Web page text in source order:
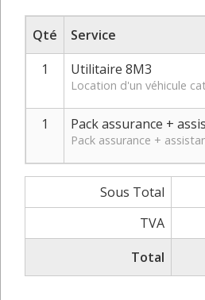
Qté
Service
1
Utilitaire 8M3
Location d'un véhicule
1 Pack assurance +
Pack assurance +
Sous Total
TVA
Total